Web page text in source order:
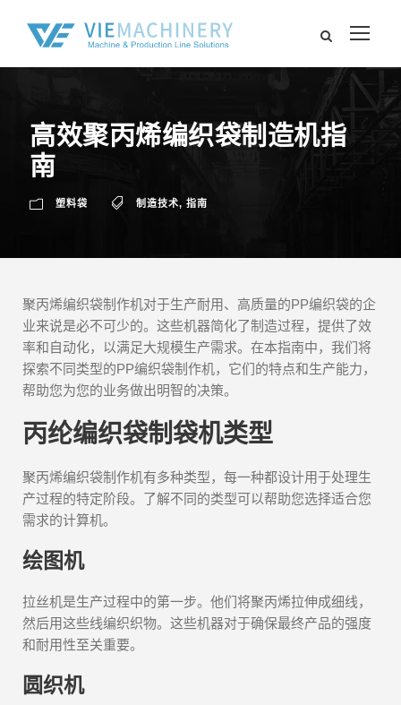
高效聚丙烯编织袋制造机指
南
塑料袋 制造技术, 指南
聚丙烯编织袋制作机对于生产耐用、高质量的PP编织袋的企
业来说是必不可少的。这些机器简化了制造过程，提供了效
率和自动化，以满足大规模生产需求。在本指南中，我们将
探索不同类型的PP编织袋制作机，它们的特点和生产能力，
帮助您为您的业务做出明智的决策。
丙纶编织袋制袋机类型
聚丙烯编织袋制作机有多种类型，每一种都设计用于处理生
产过程的特定阶段。了解不同的类型可以帮助您选择适合您
需求的计算机。
绘图机
拉丝机是生产过程中的第一步。他们将聚丙烯拉伸成细线，
然后用这些线编织织物。这些机器对于确保最终产品的强度
和耐用性至关重要。
圆织机